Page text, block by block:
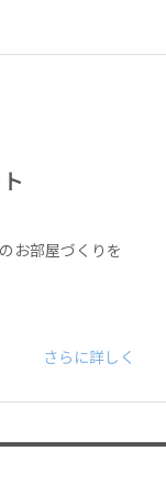
お部屋づくりを
さらに詳しく